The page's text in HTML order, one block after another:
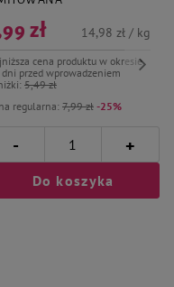
regularna: 7,99 zł -25%
zł
cena produktu w okresie
przed wprowadzeniem
5,49 zł
14,98 zł / kg
- +
Do koszyka